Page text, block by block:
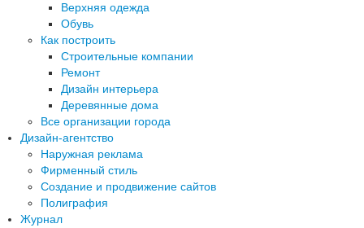
Верхняя одежда
Обувь
Как построить
Строительные компании
Ремонт
Дизайн интерьера
Деревянные дома
Все организации города
Дизайн-агентство
Наружная реклама
Фирменный стиль
Создание и продвижение сайтов
Полиграфия
Журнал